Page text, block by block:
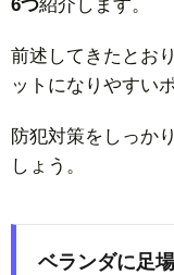
6つ紹介します。
前述してきたとお
ットになりやすい
防犯対策をしっか
しょう。
ベランダに足